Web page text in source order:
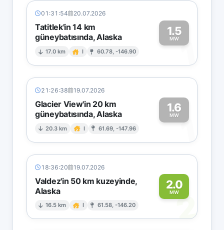
01:31:54 20.07.2026
Tatitlek'in 14 km
güneybatısında, Alaska
17.0 km I 60.78, -146.90
1.5
MW1
21:26:38 19.07.2026
Glacier View'in 20 km
güneybatısında, Alaska
20.3 km I 61.69, -147.96
1.6
MW1
18:36:20 19.07.2026
Valdez'in 50 km kuzeyinde,
Alaska
16.5 km I 61.58, -146.20
2.0
MW2